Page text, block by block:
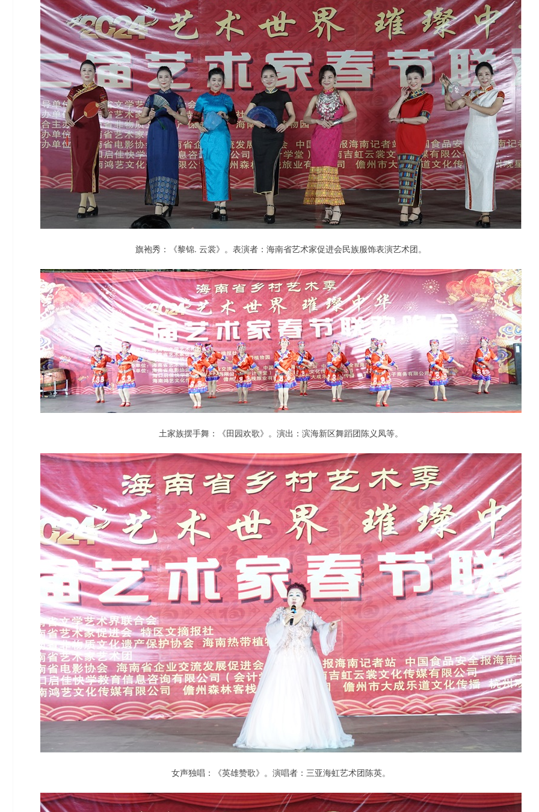
旗袍秀：《黎锦. 云裳》。表演者：海南省艺术家促进会民族服饰表演艺术团。
土家族摆手舞：《田园欢歌》。演出：滨海新区舞蹈团陈义凤等。
女声独唱：《英雄赞歌》。演唱者：三亚海虹艺术团陈英。